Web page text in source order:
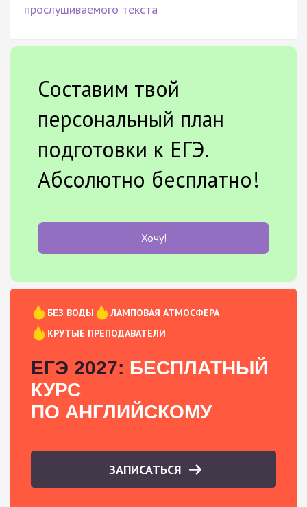
прослушиваемого текста
Составим твой
персональный план
подготовки к ЕГЭ.
Абсолютно бесплатно!
Хочу!
БЕЗ ВОДЫ
ЛАМПОВАЯ АТМОСФЕРА
КРУТЫЕ ПРЕПОДАВАТЕЛИ
ЕГЭ 2027: БЕСПЛАТНЫЙ
КУРС
ПО АНГЛИЙСКОМУ
ЗАПИСАТЬСЯ